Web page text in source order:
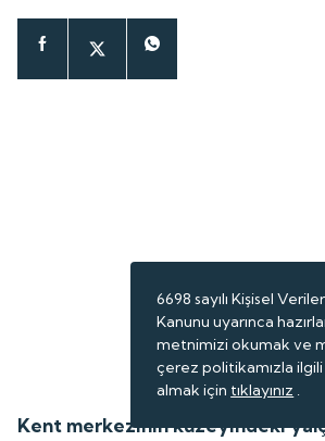
Kent merkezinin kuzeyindeki
6698 sayılı Kişisel
Kanunu uyarınca
metnimizi okumak ve
çerez politikamızla
almak için tıklayınız .